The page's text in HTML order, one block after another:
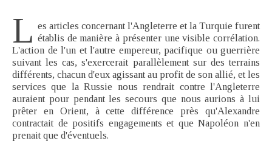
L es articles concernant l'Angleterre et la Turquie furent
établis de manière à présenter une visible corrélation.
L'action de l'un et l'autre empereur, pacifique ou guerrière
suivant les cas, s'exercerait parallèlement sur des terrains
différents, chacun d'eux agissant au profit de son allié, et les
services que la Russie nous rendrait contre l'Angleterre
auraient pour pendant les secours que nous aurions à lui
prêter en Orient, à cette différence près qu'Alexandre
contractait de positifs engagements et que Napoléon n'en
prenait que d'éventuels.